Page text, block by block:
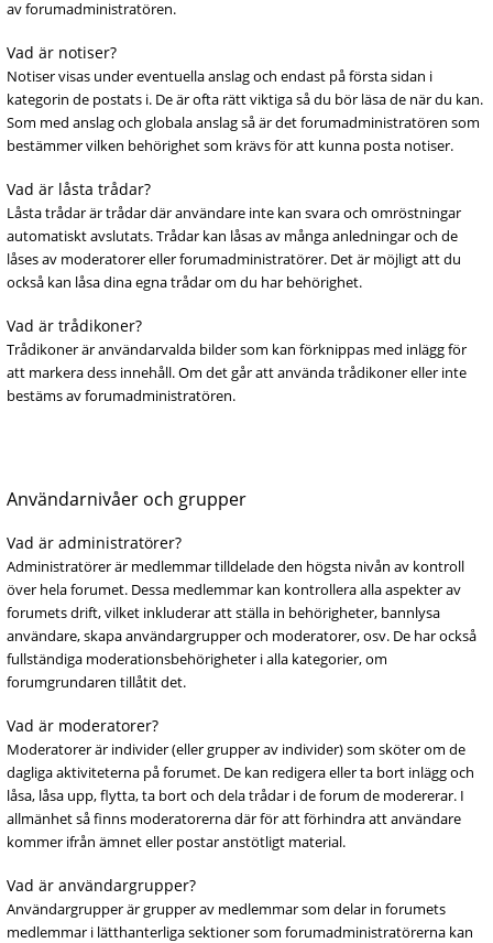
av forumadministratören.
Vad är notiser?
Notiser visas under eventuella anslag och endast på första sidan i
kategorin de postats i. De är ofta rätt viktiga så du bör läsa de när du kan.
Som med anslag och globala anslag så är det forumadministratören som
bestämmer vilken behörighet som krävs för att kunna posta notiser.
Vad är låsta trådar?
Låsta trådar är trådar där användare inte kan svara och omröstningar
automatiskt avslutats. Trådar kan låsas av många anledningar och de
låses av moderatorer eller forumadministratörer. Det är möjligt att du
också kan låsa dina egna trådar om du har behörighet.
Vad är trådikoner?
Trådikoner är användarvalda bilder som kan förknippas med inlägg för
att markera dess innehåll. Om det går att använda trådikoner eller inte
bestäms av forumadministratören.
Användarnivåer och grupper
Vad är administratörer?
Administratörer är medlemmar tilldelade den högsta nivån av kontroll
över hela forumet. Dessa medlemmar kan kontrollera alla aspekter av
forumets drift, vilket inkluderar att ställa in behörigheter, bannlysa
användare, skapa användargrupper och moderatorer, osv. De har också
fullständiga moderationsbehörigheter i alla kategorier, om
forumgrundaren tillåtit det.
Vad är moderatorer?
Moderatorer är individer (eller grupper av individer) som sköter om de
dagliga aktiviteterna på forumet. De kan redigera eller ta bort inlägg och
låsa, låsa upp, flytta, ta bort och dela trådar i de forum de modererar. I
allmänhet så finns moderatorerna där för att förhindra att användare
kommer ifrån ämnet eller postar anstötligt material.
Vad är användargrupper?
Användargrupper är grupper av medlemmar som delar in forumets
medlemmar i lätthanterliga sektioner som forumadministratörerna kan